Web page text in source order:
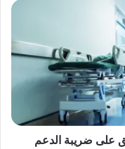
على ضريبة الدعم